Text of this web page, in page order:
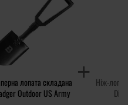
лопата складана
Outdoor US Army
Ніж-